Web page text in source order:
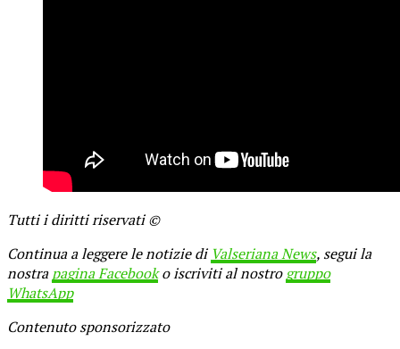
Tutti i diritti riservati ©
Continua a leggere le notizie di Valseriana News, segui la
nostrapagina Facebooko iscriviti al nostrogruppo
WhatsApp
Contenuto sponsorizzato